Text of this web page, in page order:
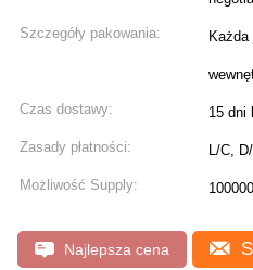
Szczegóły pakowania:
Czas dostawy: 15 dni
Zasady płatności: L/C,
Możliwość Supply:
Najlepsza cena